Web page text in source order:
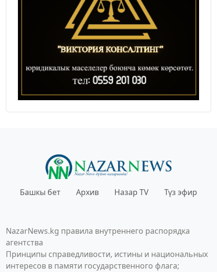
Башкы бет Архив Назар TV Түз эфир
NazarNews.kg правила внутреннего распорядка
агентства
Принципы справедливости, истины и национальных
интересов в памяти государственного флага;